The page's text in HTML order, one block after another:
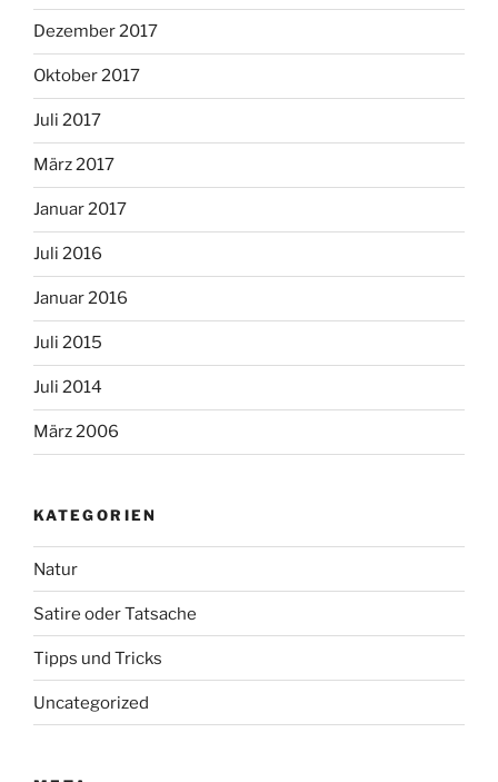
Dezember 2017
Oktober 2017
Juli 2017
März 2017
Januar 2017
Juli 2016
Januar 2016
Juli 2015
Juli 2014
März 2006
KATEGORIEN
Natur
Satire oder Tatsache
Tipps und Tricks
Uncategorized